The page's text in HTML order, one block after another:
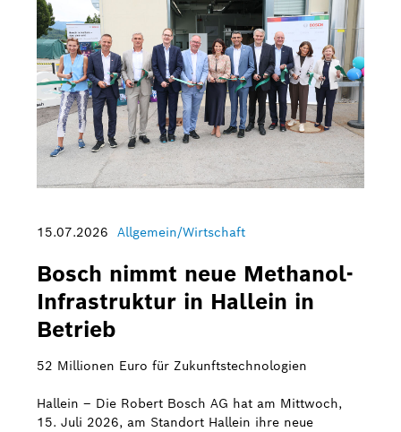
Buderus
Pressemappen
Hausgeräte
Downloads
Pressemappen
Über uns
Bosch in Österreich
Karriere bei Bosch in Österreich
Bosch Weltweit
15.07.2026 Allgemein/Wirtschaft
Bosch nimmt neue Methanol-
Infrastruktur in Hallein in
Betrieb
52 Millionen Euro für Zukunftstechnologien
Hallein – Die Robert Bosch AG hat am Mittwoch,
15. Juli 2026, am Standort Hallein ihre neue